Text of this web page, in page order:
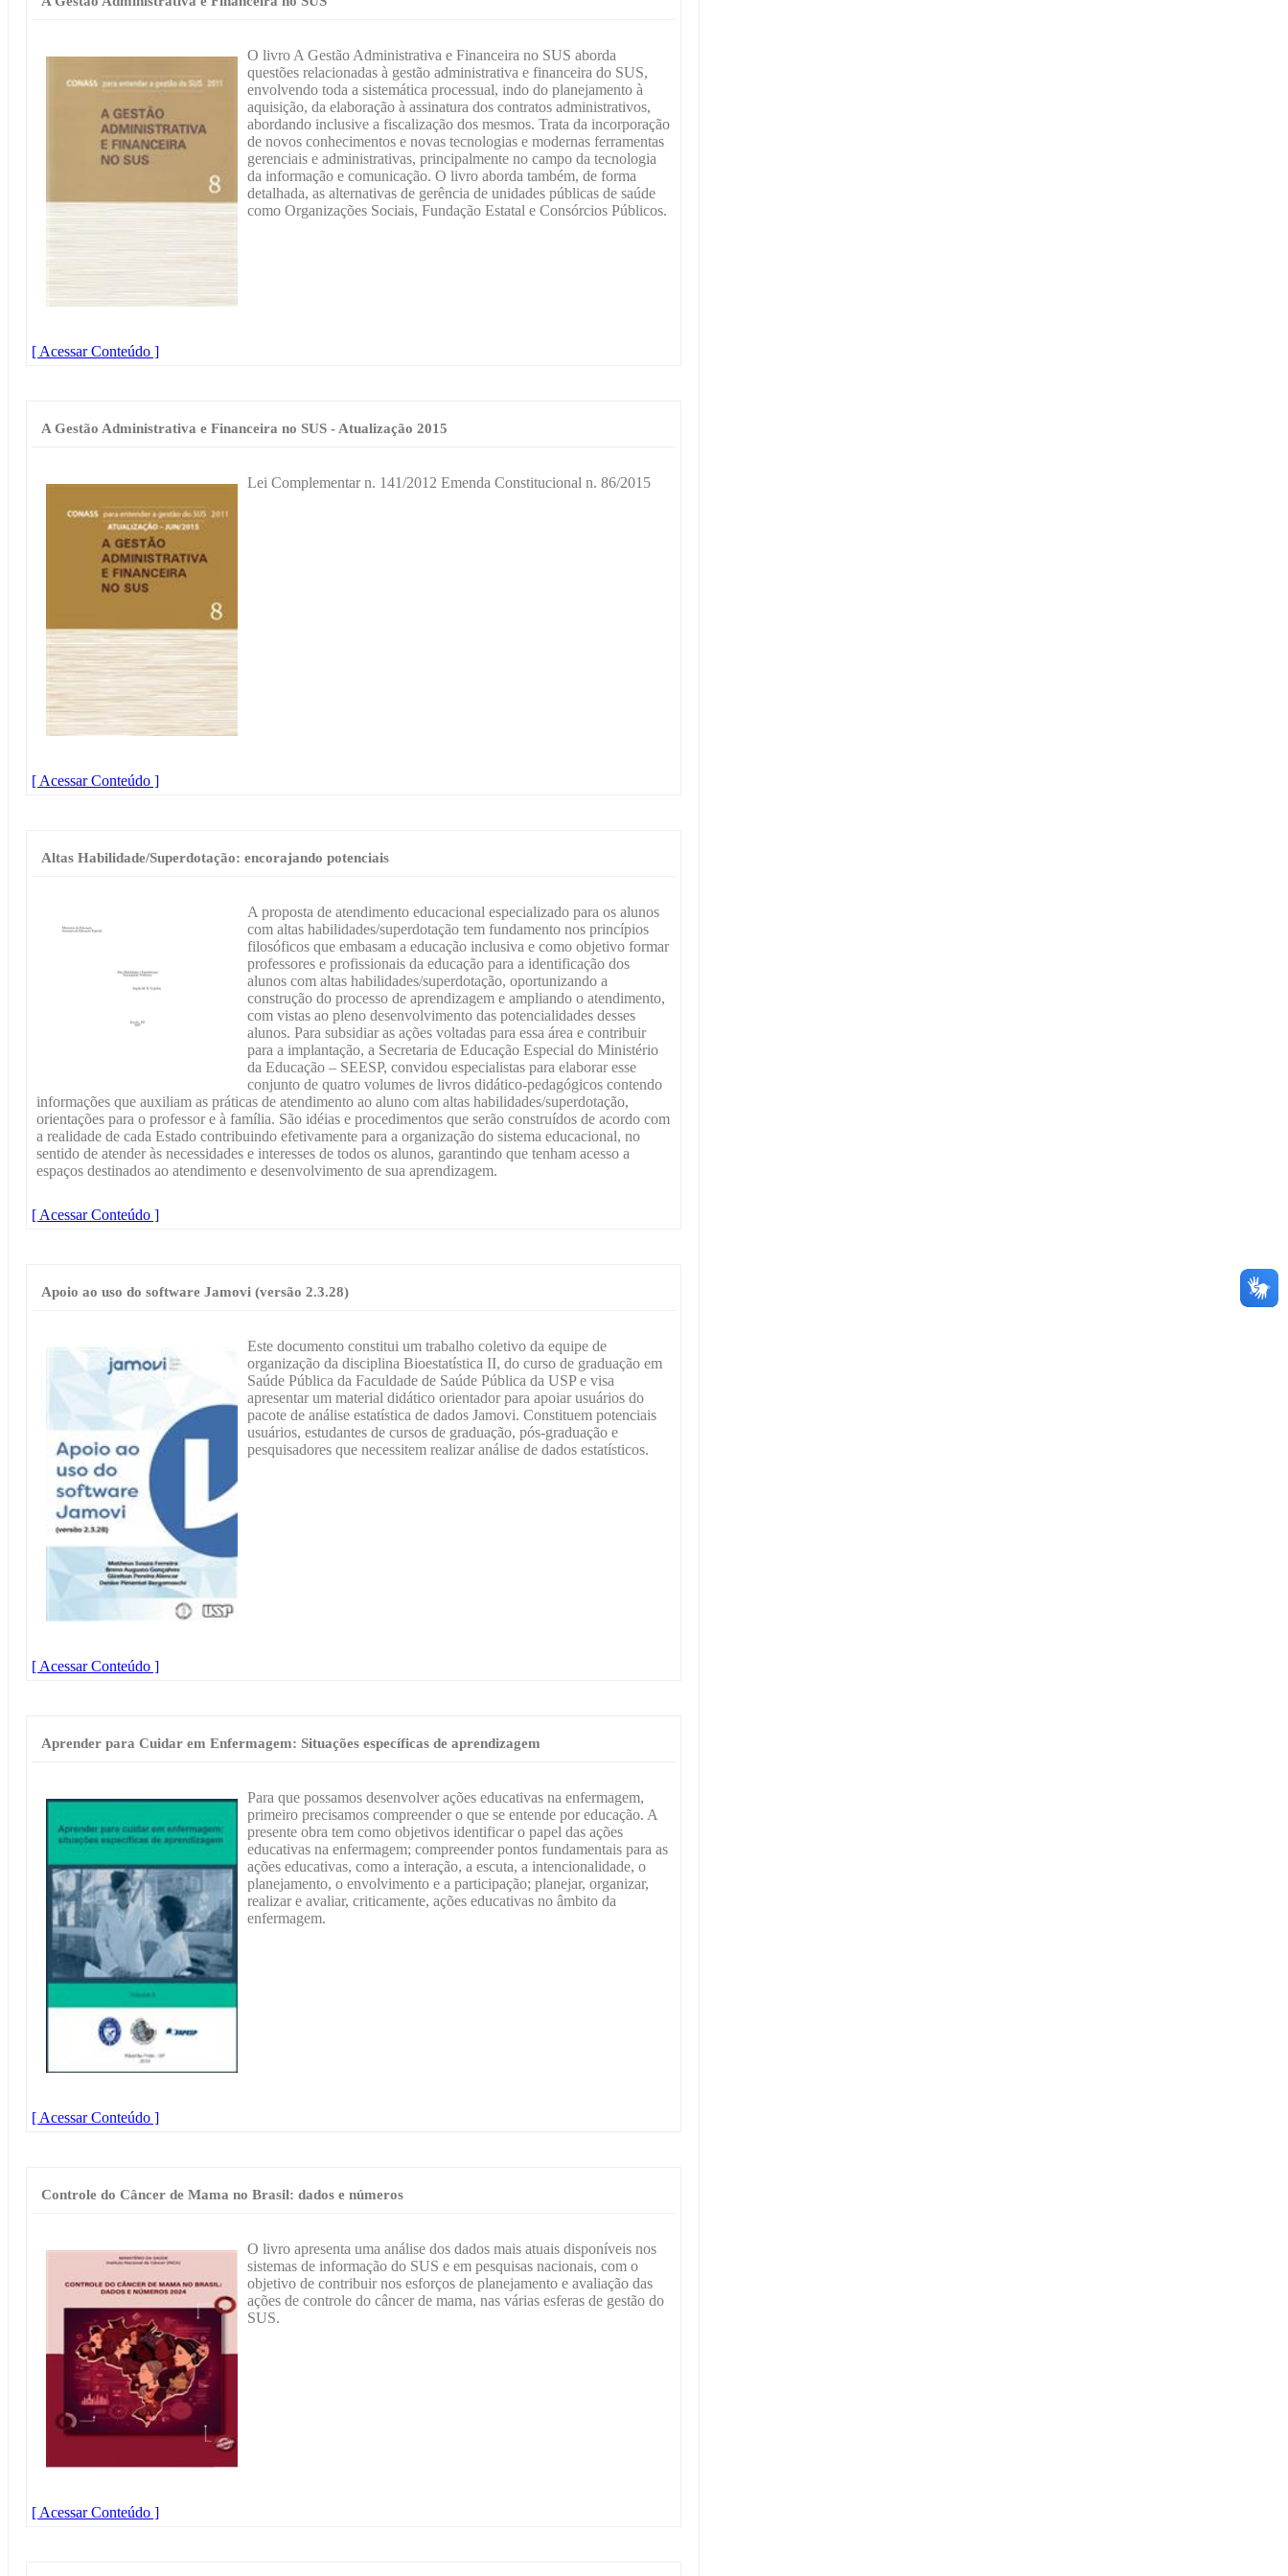
O livro A Gestão Administrativa e Financeira no SUS aborda
questões relacionadas à gestão administrativa e financeira do SUS,
envolvendo toda a sistemática processual, indo do planejamento à
aquisição, da elaboração à assinatura dos contratos administrativos,
abordando inclusive a fiscalização dos mesmos. Trata da incorporação
de novos conhecimentos e novas tecnologias e modernas ferramentas
gerenciais e administrativas, principalmente no campo da tecnologia
da informação e comunicação. O livro aborda também, de forma
detalhada, as alternativas de gerência de unidades públicas de saúde
como Organizações Sociais, Fundação Estatal e Consórcios Públicos.
[ Acessar Conteúdo ]
A Gestão Administrativa e Financeira no SUS - Atualização 2015
Lei Complementar n. 141/2012 Emenda Constitucional n. 86/2015
[ Acessar Conteúdo ]
Altas Habilidade/Superdotação: encorajando potenciais
A proposta de atendimento educacional especializado para os alunos
com altas habilidades/superdotação tem fundamento nos princípios
filosóficos que embasam a educação inclusiva e como objetivo formar
professores e profissionais da educação para a identificação dos
alunos com altas habilidades/superdotação, oportunizando a
construção do processo de aprendizagem e ampliando o atendimento,
com vistas ao pleno desenvolvimento das potencialidades desses
alunos. Para subsidiar as ações voltadas para essa área e contribuir
para a implantação, a Secretaria de Educação Especial do Ministério
da Educação – SEESP, convidou especialistas para elaborar esse
conjunto de quatro volumes de livros didático-pedagógicos contendo
informações que auxiliam as práticas de atendimento ao aluno com altas habilidades/superdotação,
orientações para o professor e à família. São idéias e procedimentos que serão construídos de acordo com
a realidade de cada Estado contribuindo efetivamente para a organização do sistema educacional, no
sentido de atender às necessidades e interesses de todos os alunos, garantindo que tenham acesso a
espaços destinados ao atendimento e desenvolvimento de sua aprendizagem.
[ Acessar Conteúdo ]
Apoio ao uso do software Jamovi (versão 2.3.28)
Este documento constitui um trabalho coletivo da equipe de
organização da disciplina Bioestatística II, do curso de graduação em
Saúde Pública da Faculdade de Saúde Pública da USP e visa
apresentar um material didático orientador para apoiar usuários do
pacote de análise estatística de dados Jamovi. Constituem potenciais
usuários, estudantes de cursos de graduação, pós-graduação e
pesquisadores que necessitem realizar análise de dados estatísticos.
[ Acessar Conteúdo ]
Aprender para Cuidar em Enfermagem: Situações específicas de aprendizagem
Para que possamos desenvolver ações educativas na enfermagem,
primeiro precisamos compreender o que se entende por educação. A
presente obra tem como objetivos identificar o papel das ações
educativas na enfermagem; compreender pontos fundamentais para as
ações educativas, como a interação, a escuta, a intencionalidade, o
planejamento, o envolvimento e a participação; planejar, organizar,
realizar e avaliar, criticamente, ações educativas no âmbito da
enfermagem.
[ Acessar Conteúdo ]
Controle do Câncer de Mama no Brasil: dados e números
O livro apresenta uma análise dos dados mais atuais disponíveis nos
sistemas de informação do SUS e em pesquisas nacionais, com o
objetivo de contribuir nos esforços de planejamento e avaliação das
ações de controle do câncer de mama, nas várias esferas de gestão do
SUS.
[ Acessar Conteúdo ]